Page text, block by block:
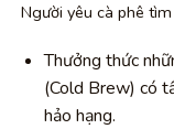
Người yêu cà phê
Thưởng thức
(Cold Brew) có
hảo hạng.